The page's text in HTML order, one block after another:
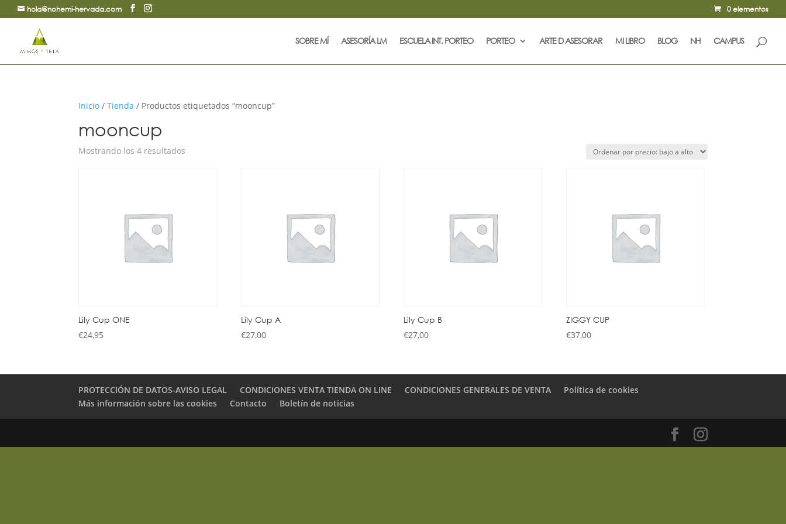
hola@nohemi-hervada.com 0 elementos
SOBRE MÍ ASESORÍA LM ESCUELA INT. PORTEO PORTEO ARTE D ASESORAR MI LIBRO BLOG NH CAMPUS
Inicio /Tienda / Productos etiquetados “mooncup”
mooncup
Mostrando los 4 resultados
Lily Cup ONE
€24,95
Lily Cup A
€27,00
Lily Cup B
€27,00
ZIGGY CUP
€37,00
PROTECCIÓN DE DATOS-AVISO LEGAL CONDICIONES VENTA TIENDA ON LINE CONDICIONES GENERALES DE VENTA
Política de cookies
Más información sobre las cookies
Contacto Boletín de noticias